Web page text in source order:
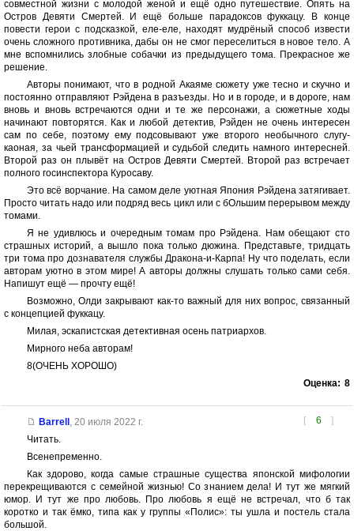
совместной жизни с молодой женой и ещё одно путешествие. Опять на
Остров Девяти Смертей. И ещё больше парадоксов фуккацу. В конце
повести герои с подсказкой, еле-еле, находят мудрёный способ извести
очень сложного противника, дабы он не смог переселиться в новое тело. А
мне вспомнились злобные собачки из предыдущего тома. Прекрасное же
решение.
Авторы понимают, что в родной Акаяме сюжету уже тесно и скучно и
постоянно отправляют Рэйдена в разъезды. Но и в городе, и в дороге, нам
вновь и вновь встречаются одни и те же персонажи, а сюжетные ходы
начинают повторятся. Как и любой детектив, Рэйден не очень интересен
сам по себе, поэтому ему подсовывают уже второго необычного слугу-
каоная, за чьей трансформацией и судьбой следить намного интересней.
Второй раз он плывёт на Остров Девяти Смертей. Второй раз встречает
полного госинспектора Куросаву.
Это всё ворчание. На самом деле уютная Япония Рэйдена затягивает.
Просто читать надо или подряд весь цикл или с бОльшим перерывом между
томами.
Я не удивлюсь и очередным томам про Рэйдена. Нам обещают сто
страшных историй, а вышло пока только дюжина. Представьте, тридцать
три тома про дознавателя службы Дракона-и-Карпа! Ну что поделать, если
авторам уютно в этом мире! А авторы должны слушать только сами себя.
Напишут ещё — прочту ещё!
Возможно, Олди закрывают как-то важный для них вопрос, связанный
с концепцией фуккацу.
Милая, эскапистская детективная осень патриархов.
Мирного неба авторам!
8(ОЧЕНЬ ХОРОШО)
Оценка: 8
[ 6 ]
Barrell, 20 июля 2022 г.
Читать.
Всенепременно.
Как здорово, когда самые страшные существа японской мифологии
перекрещиваются с семейной жизнью! Со знанием дела! И тут же мягкий
юмор. И тут же про любовь. Про любовь я ещё не встречал, что б так
коротко и так ёмко, типа как у группы «Полис»: ты ушла и постель стала
большой.